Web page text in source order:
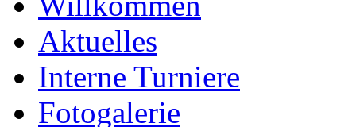
Aktuelles
Interne Turniere
Fotogalerie